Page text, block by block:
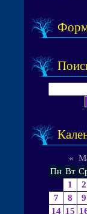
«
Пн Вт
1
2
7
8 9
14 15